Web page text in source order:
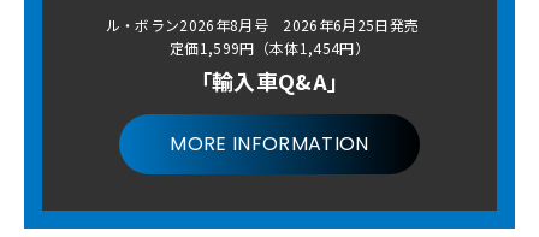
ル・ボラン2026年8月号 2026年6月25日発売
定価1,599円（本体1,454円）
「輸入車Q&A」
MORE INFORMATION